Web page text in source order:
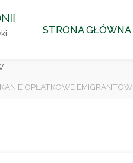
Ośrodek
w Brniu
STRONA GŁÓWNA
OPŁATKOWE EMIGRANTÓW